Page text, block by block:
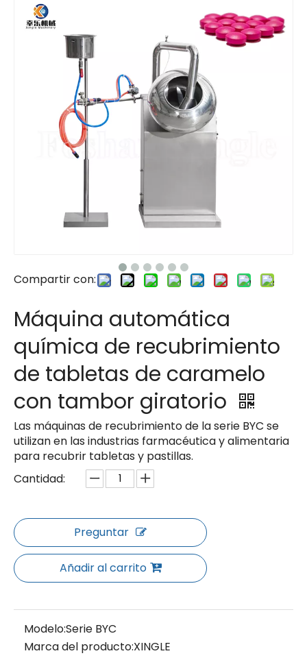
Compartir con:
Máquina automática
química de recubrimiento
de tabletas de caramelo
con tambor giratorio
Las máquinas de recubrimiento de la serie BYC se
utilizan en las industrias farmacéutica y alimentaria
para recubrir tabletas y pastillas.
Cantidad:
Preguntar
Añadir al carrito
Modelo:Serie BYC
Marca del producto:XINGLE